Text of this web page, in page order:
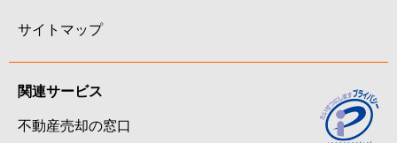
サイトマップ
関連サービス
不動産売却の窓口